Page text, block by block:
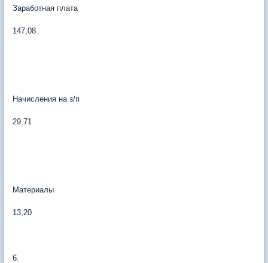
Заработная плата
147,08
Начисления на з/п
29,71
Материалы
13,20
6.